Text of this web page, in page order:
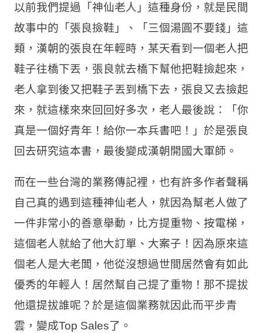
以前我們提過「神仙老人」這種身份，就是民間
故事中的「張良撿鞋」、「三個湯圓不要錢」這
類，漢朝的張良在年輕時，某天看到一個老人把
鞋子往橋下丟，張良就去橋下幫他把鞋撿起來，
老人拿到後又把鞋子丟到橋下去，張良又去撿起
來，就這樣來來回回好多次，老人最後說：「你
真是一個好青年！給你一本兵書吧！」於是張良
回去研究這本書，最後變成漢朝開國大軍師。
而在一些台灣的業務傳記裡，也有許多作者聲稱
自己真的遇到這種神仙老人，就因為幫老人做了
一件非常小的善意舉動，比方提重物、按電梯，
這個老人就給了他大訂單、大案子！因為原來這
個老人是大老闆，他從沒想過世間居然會有如此
優秀的年輕人！居然幫自己提了重物！那不提拔
他還提拔誰呢？於是這個業務就因此而平步青
雲，變成Top Sales了。